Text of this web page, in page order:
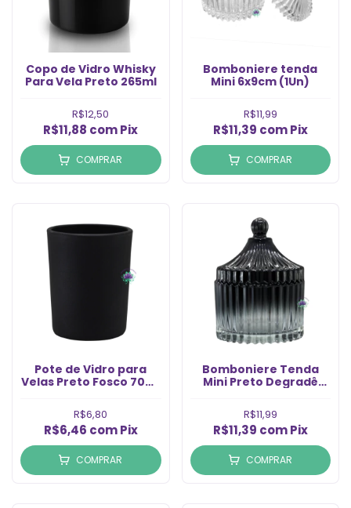
Copo de Vidro Whisky
Para Vela Preto 265ml
R$12,50
R$11,88 comPix
COMPRAR
Bomboniere tenda
Mini 6x9cm (1Un)
R$11,99
R$11,39 com Pix
COMPRAR
Pote de Vidro para
Velas Preto Fosco 70ml
R$6,80
R$6,46 com Pix
COMPRAR
Bomboniere Tenda
Mini Preto Degradê
R$11,99
R$11,39 com Pix
COMPRAR